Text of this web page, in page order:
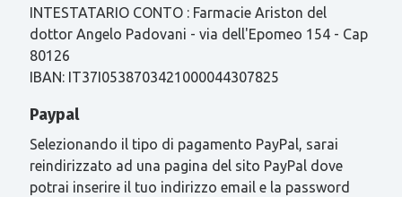
INTESTATARIO CONTO : Farmacie Ariston del
dottor Angelo Padovani - via dell'Epomeo 154 - Cap
80126
IBAN: IT37I0538703421000044307825
Paypal
Selezionando il tipo di pagamento PayPal, sarai
reindirizzato ad una pagina del sito PayPal dove
potrai inserire il tuo indirizzo email e la password